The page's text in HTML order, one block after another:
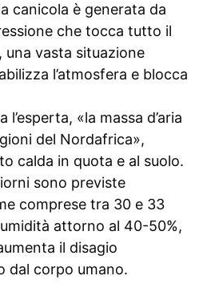
canicola è generata da
che tocca tutto il
una vasta situazione
l’atmosfera e blocca
«la massa d’aria
del Nordafrica»,
calda in quota e al suolo.
sono previste
comprese tra 30 e 33
attorno al 40-50%,
il disagio
dal corpo umano.